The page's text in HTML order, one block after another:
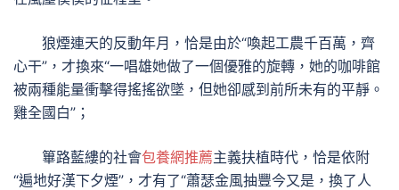
狼煙連天的反動年月，恰是由於“喚起工農千百萬，齊
心干”，才換來“一唱雄她做了一個優雅的旋轉，她的咖啡館
被兩種能量衝擊得搖搖欲墜，但她卻感到前所未有的平靜。
雞全國白”；
篳路藍縷的社會包養網推薦主義扶植時代，恰是依附
“遍地好漢下夕煙”，才有了“蕭瑟金風抽豐今又是，換了人